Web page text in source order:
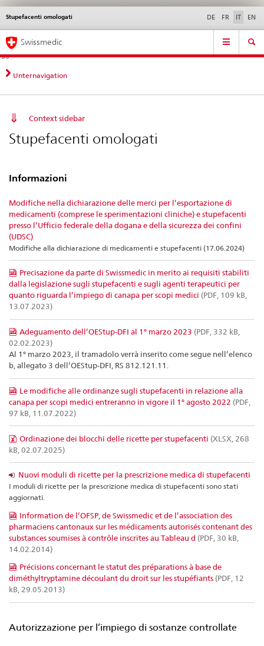
Navigazione
diretta:
novità,
aspetti
contatto
Novità &
norme
Contatto | Supporto &
aiuto
Stupefacenti omologati DE FR IT EN
Service
Navigation
Swissmedic
Unternavigation
Context sidebar
Stupefacenti omologati
Informazioni
Modifiche nella dichiarazione delle merci per l’esportazione di
medicamenti (comprese le sperimentazioni cliniche) e stupefacenti
presso l’Ufficio federale della dogana e della sicurezza dei confini
(UDSC)
Modifiche alla dichiarazione di medicamenti e stupefacenti (17.06.2024)
Precisazione da parte di Swissmedic in merito ai requisiti stabiliti
dalla legislazione sugli stupefacenti e sugli agenti terapeutici per
quanto riguarda l’impiego di canapa per scopi medici (PDF, 109 kB,
13.07.2023)
Adeguamento dell’OEStup-DFI al 1° marzo 2023 (PDF, 332 kB,
02.02.2023)
Al 1° marzo 2023, il tramadolo verrà inserito come segue nell’elenco
b, allegato 3 dell’OEStup-DFI, RS 812.121.11.
Le modifiche alle ordinanze sugli stupefacenti in relazione alla
canapa per scopi medici entreranno in vigore il 1° agosto 2022 (PDF,
97 kB, 11.07.2022)
Ordinazione dei blocchi delle ricette per stupefacenti (XLSX, 268
kB, 02.07.2025)
Nuovi moduli di ricette per la prescrizione medica di stupefacenti
I moduli di ricette per la prescrizione medica di stupefacenti sono stati
aggiornati.
Information de l’OFSP, de Swissmedic et de l’association des
pharmaciens cantonaux sur les médicaments autorisés contenant des
substances soumises à contrôle inscrites au Tableau d (PDF, 30 kB,
14.02.2014)
Précisions concernant le statut des préparations à base de
diméthyltryptamine découlant du droit sur les stupéfiants (PDF, 12
kB, 29.05.2013)
Autorizzazione per l’impiego di sostanze controllate